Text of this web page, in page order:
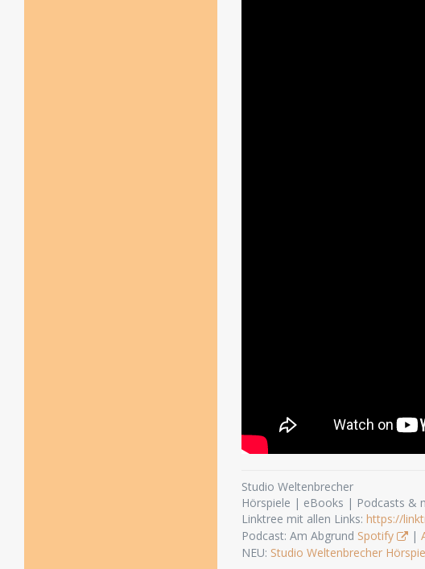
Studio Weltenbrecher
Hörspiele | eBooks | Podcasts &
Linktree mit allen Links: https://
Podcast: Am Abgrund Spotify |
NEU: Studio Weltenbrecher